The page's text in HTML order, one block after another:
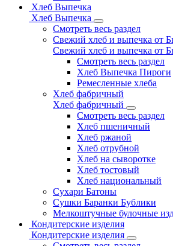
Хлеб Выпечка
Хлеб Выпечка
Смотреть весь раздел
Свежий хлеб и выпечка от
Свежий хлеб и выпечка от
Смотреть весь раздел
Хлеб Выпечка Пироги
Ремесленные хлеба
Хлеб фабричный
Хлеб фабричный
Смотреть весь раздел
Хлеб пшеничный
Хлеб ржаной
Хлеб отрубной
Хлеб на сыворотке
Хлеб тостовый
Хлеб национальный
Сухари Батоны
Сушки Баранки Бублики
Мелкоштучные булочные
Кондитерские изделия
Кондитерские изделия